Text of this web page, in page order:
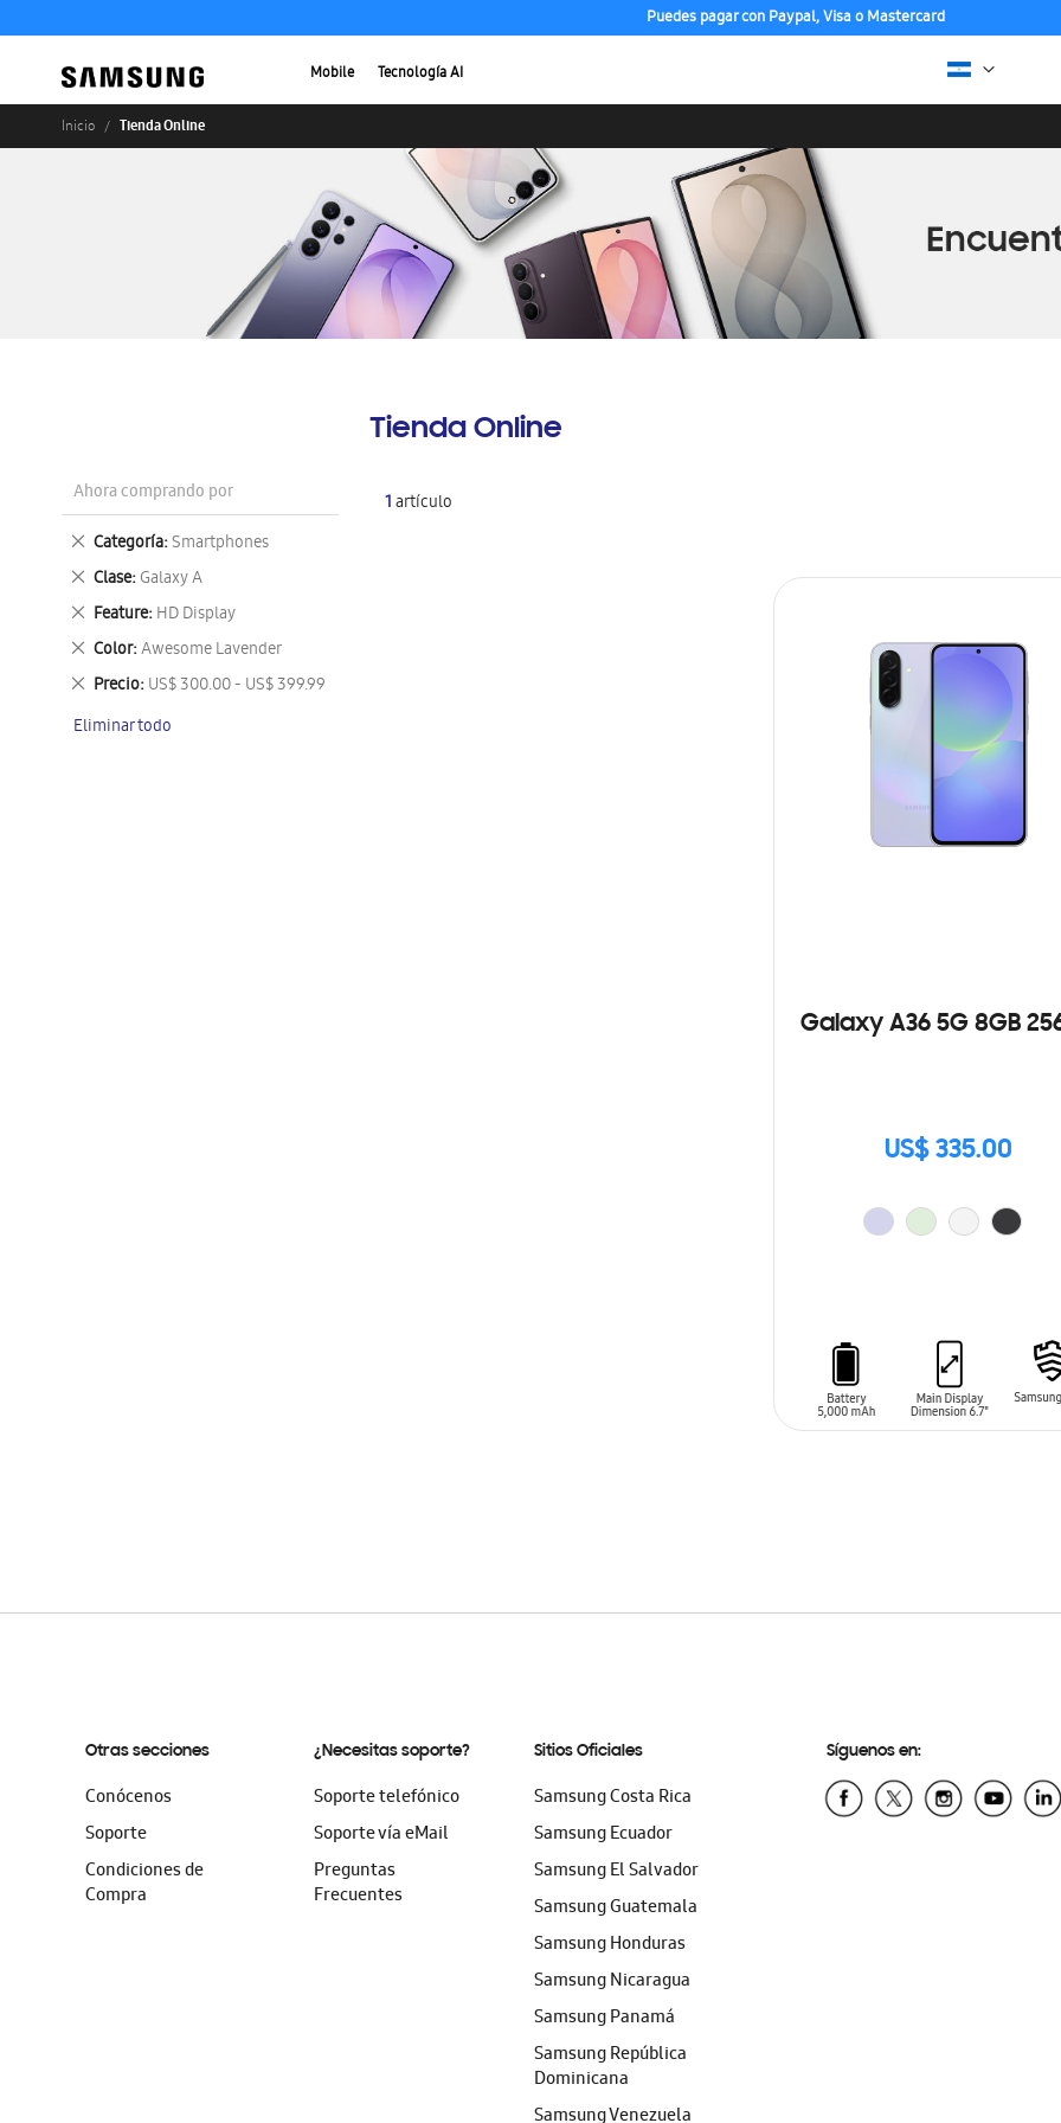
Puedes pagar con Paypal, Visa o Mastercard
Mobile Tecnología AI
Inicio Tienda Online
Tienda Online
1artículo
Galaxy A36 5G 8GB
US$ 335.00
Ahora comprando por
Categoría Smartphones
Eliminar
este
artículo
Clase Galaxy A
Eliminar
este
artículo
Feature HD Display
Eliminar
este
artículo
Color Awesome Lavender
Eliminar
este
artículo
Precio US$ 300.00 - US$ 399.99
Eliminar
artículo
Eliminar todo
Otras secciones
Conócenos
Soporte
Condiciones de
Compra
¿Necesitas soporte?
Soporte telefónico
Soporte vía eMail
Preguntas
Frecuentes
Sitios Oficiales
Samsung Costa Rica
Samsung Ecuador
Samsung El Salvador
Samsung Guatemala
Samsung Honduras
Samsung Nicaragua
Samsung Panamá
Samsung República
Dominicana
Samsung Venezuela
Síguenos en: